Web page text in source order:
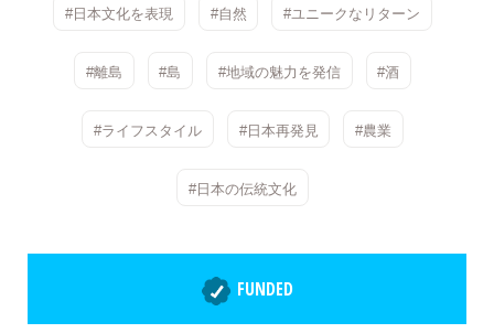
#日本文化を表現 #自然 #ユニークなリターン
#離島 #島 #地域の魅力を発信 #酒
#ライフスタイル #日本再発見 #農業
#日本の伝統文化
FUNDED